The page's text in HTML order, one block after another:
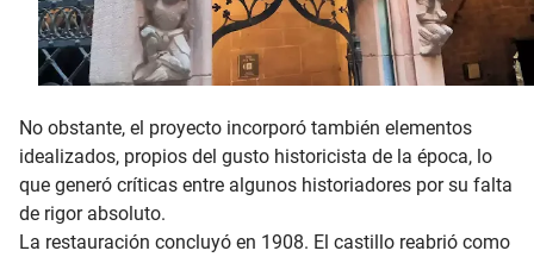
No obstante, el proyecto incorporó también elementos
idealizados, propios del gusto historicista de la época, lo
que generó críticas entre algunos historiadores por su falta
de rigor absoluto.
La restauración concluyó en 1908. El castillo reabrió como